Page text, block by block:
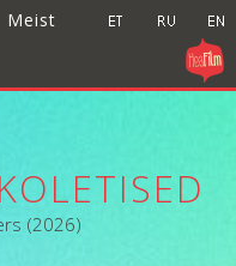
Meist
(2026)